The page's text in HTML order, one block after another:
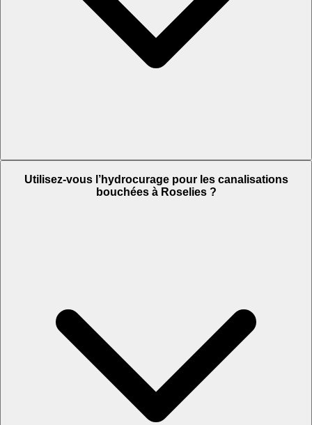
Utilisez-vous l’hydrocurage pour les canalisations
bouchées à Roselies ?